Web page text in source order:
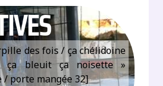
des fois / ça chélidoine
ça bleuit ça noisette »
/ porte mangée 32]